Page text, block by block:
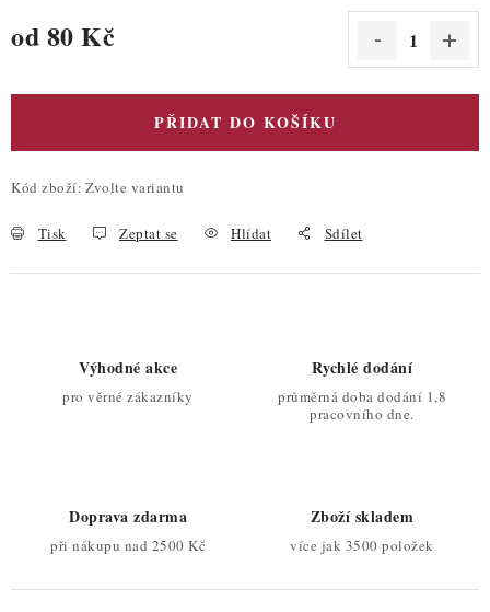
od 80 Kč
PŘIDAT DO KOŠÍKU
Kód zboží: Zvolte variantu
Tisk Zeptat se Hlídat Sdílet
Výhodné akce
pro věrné zákazníky
Rychlé dodání
průměrná doba dodání 1,8
pracovního dne.
Doprava zdarma
při nákupu nad 2500 Kč
Zboží skladem
více jak 3500 položek